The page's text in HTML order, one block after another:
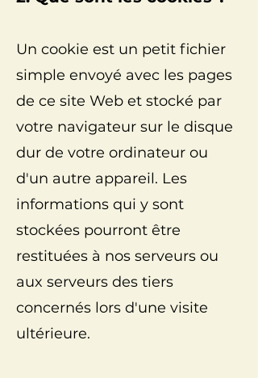
Un cookie est un petit fichier
simple envoyé avec les pages
de ce site Web et stocké par
votre navigateur sur le disque
dur de votre ordinateur ou
d'un autre appareil. Les
informations qui y sont
stockées pourront être
restituées à nos serveurs ou
aux serveurs des tiers
concernés lors d'une visite
ultérieure.